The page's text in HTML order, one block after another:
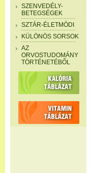
SZENVEDÉLY-
BETEGSÉGEK
SZTÁR-ÉLETMÓDI
KÜLÖNÖS SORSOK
AZ
ORVOSTUDOMÁNY
TÖRTÉNETÉBŐL